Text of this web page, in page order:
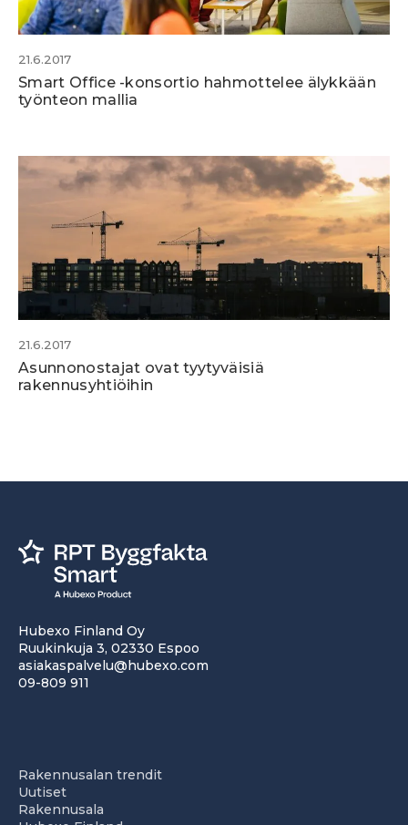
21.6.2017
Smart Office -konsortio hahmottelee älykkään
työnteon mallia
21.6.2017
Asunnonostajat ovat tyytyväisiä
rakennusyhtiöihin
Hubexo Finland Oy
Ruukinkuja 3, 02330 Espoo
asiakaspalvelu@hubexo.com
09-809 911
Rakennusalan trendit
Uutiset
Rakennusala